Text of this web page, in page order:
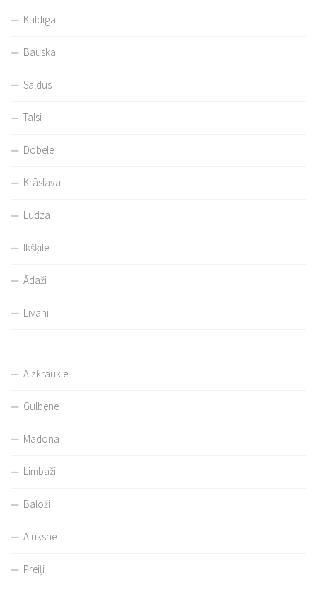
Kuldīga
Bauska
Saldus
Talsi
Dobele
Krāslava
Ludza
Ikšķile
Ādaži
Līvani
Aizkraukle
Gulbene
Madona
Limbaži
Baloži
Alūksne
Preiļi